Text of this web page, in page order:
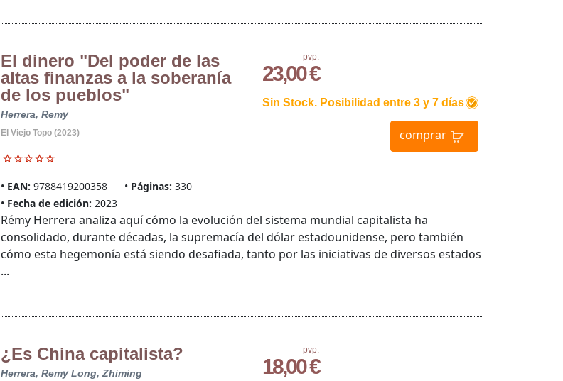
El dinero "Del poder de las
altas finanzas a la soberanía
de los pueblos"
Herrera, Remy
El Viejo Topo (2023)
EAN: 9788419200358 Páginas: 330
Fecha de edición: 2023
pvp.
23,00 €
Sin Stock. Posibilidad entre 3 y 7 días
comprar
Rémy Herrera analiza aquí cómo la evolución del sistema mundial capitalista ha
consolidado, durante décadas, la supremacía del dólar estadounidense, pero también
cómo esta hegemonía está siendo desafiada, tanto por las iniciativas de diversos estados
...
¿Es China capitalista?
Herrera, Remy Long, Zhiming
pvp.
18,00 €